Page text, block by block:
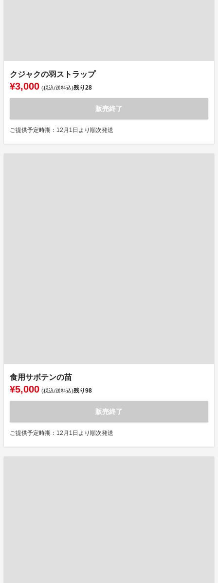
クジャクの羽ストラップ
¥3,000 (税込/送料込)残り28
販売終了
ご提供予定時期：12月1日より順次発送
食用サボテンの苗
¥5,000 (税込/送料込)残り98
販売終了
ご提供予定時期：12月1日より順次発送